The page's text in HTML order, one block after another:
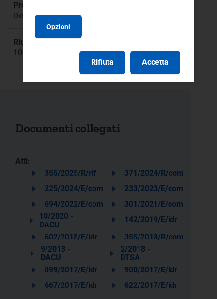
Procedimento:
Deliberazione 622/2017/E/idr
Riunione:
1005
Documenti collegati
Atti:
355/2025/R/rif
371/2024/R/com
225/2024/E/com
233/2023/E/com
694/2022/E/com
301/2021/E/com
10/2020 -
DACU
142/2019/E/idr
602/2018/E/idr
355/2018/R/com
9/2018 -
DACU
2/2018 -
DTSA
899/2017/E/idr
900/2017/E/idr
667/2017/E/idr
622/2017/E/idr
Opzioni
Rifiuta Accetta